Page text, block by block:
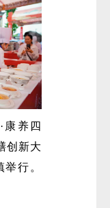
康养四
创新大
行。